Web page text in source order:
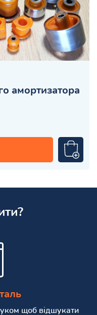
амортизатора
щоб відшукати